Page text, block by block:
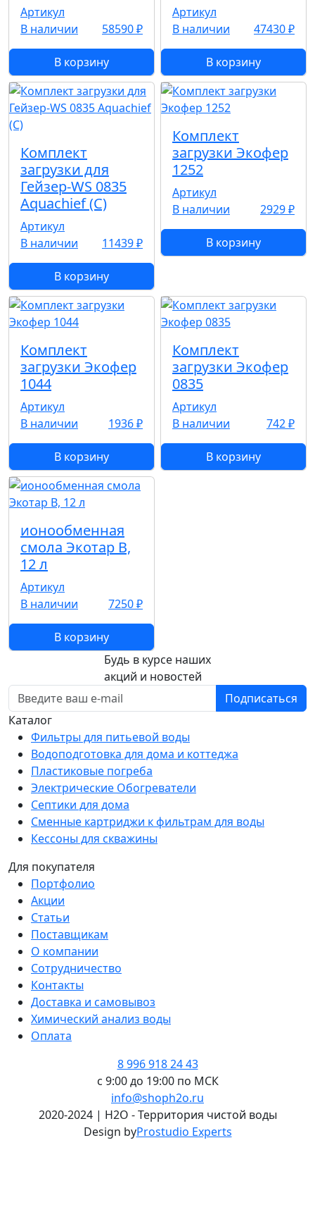
Артикул
В наличии
58590 ₽
В корзину
Артикул
В наличии
47430 ₽
В корзину
Комплект
загрузки для
Гейзер-WS 0835
Aquachief (C)
Артикул
В наличии
11439 ₽
В корзину
Комплект
загрузки Экофер
1252
Артикул
В наличии
2929 ₽
В корзину
Комплект
загрузки Экофер
1044
Артикул
В наличии
1936 ₽
В корзину
Комплект
загрузки Экофер
0835
Артикул
В наличии
742 ₽
В корзину
ионообменная
смола Экотар B,
12 л
Артикул
В наличии
7250 ₽
В корзину
Будь в курсе наших
акций и новостей
Подписаться
Каталог
Фильтры для питьевой воды
Водоподготовка для дома и коттеджа
Пластиковые погреба
Электрические Обогреватели
Септики для дома
Сменные картриджи к фильтрам для воды
Кессоны для скважины
Для покупателя
Портфолио
Акции
Статьи
Поставщикам
О компании
Сотрудничество
Контакты
Доставка и самовывоз
Химический анализ воды
Оплата
8 996 918 24 43
с 9:00 до 19:00 по МСК
info@shoph2o.ru
2020-2024 | H2O - Территория чистой воды
Design byProstudio Experts